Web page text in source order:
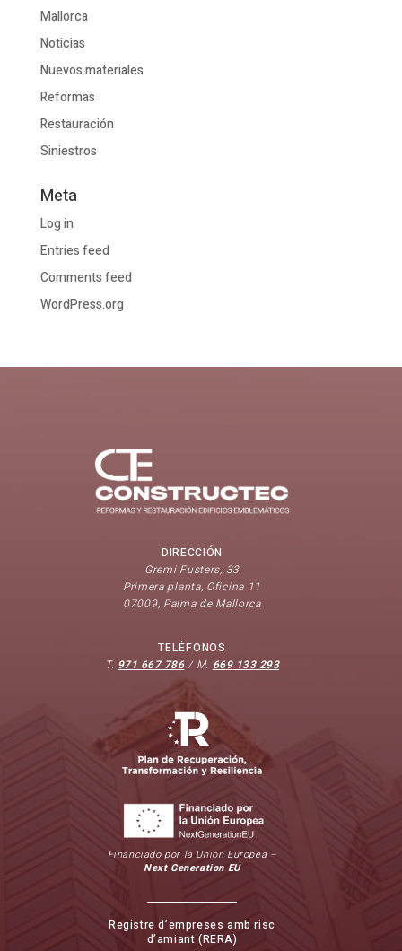
Mallorca
Noticias
Nuevos materiales
Reformas
Restauración
Siniestros
Meta
Log in
Entries feed
Comments feed
WordPress.org
DIRECCIÓN
Gremi Fusters, 33
Primera planta, Oficina 11
07009, Palma de Mallorca
TELÉFONOS
T. 971 667 786/ M. 669 133 293
Financiado por la Unión Europea –
Next Generation EU
Registre d’empreses amb risc
d’amiant (RERA)